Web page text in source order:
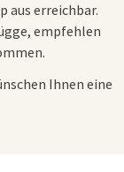
aus erreichbar.
empfehlen
Ihnen eine